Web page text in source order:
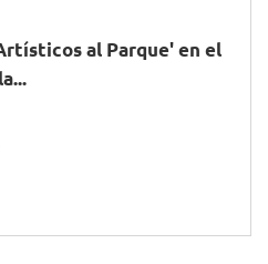
al Parque' en el